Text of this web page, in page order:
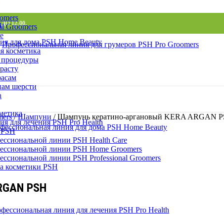
12-00.
для дома PSH Home Beauty
косметика
шерсти
для лечения PSH Pro Health
линии PSH Health Care
линии PSH Home Groomers
линии PSH Professional Groomers
косметики PSH
Groomers
Профессиональная линия для грумеров PSH Pro Groomers
линия для дома PSH Home Beauty
линия для лечения PSH Pro Health
/ Шампуни / Шампунь кератино-аргановый KERA ARGAN
PSH